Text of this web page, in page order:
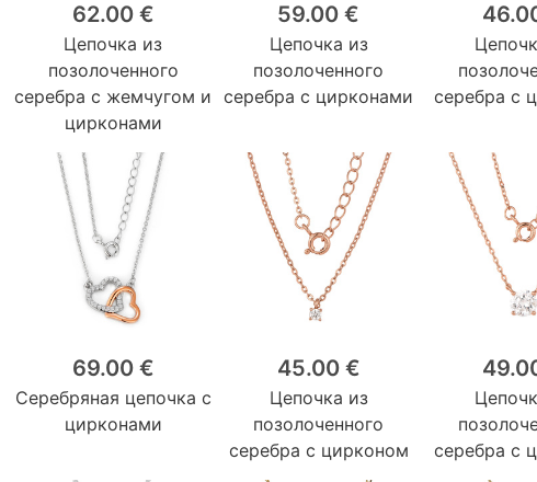
62.00 €
Цепочка из
позолоченного
серебра с жемчугом и
цирконами
59.00 €
Цепочка из
позолоченного
серебра с цирконами
серебра с
69.00 €
Серебряная цепочка с
цирконами
45.00 €
Цепочка из
позолоченного
серебра с цирконом
серебра с